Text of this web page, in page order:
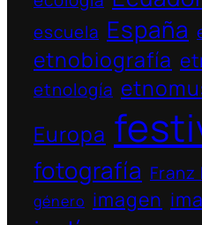
escuela España
etnobiografía
etnología
Europa
fotografía Franz
género imagen